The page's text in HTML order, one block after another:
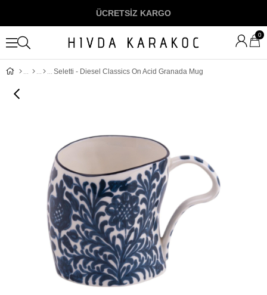
ÜCRETSİZ KARGO
0
Seletti - Diesel Classics On Acid Granada Mug